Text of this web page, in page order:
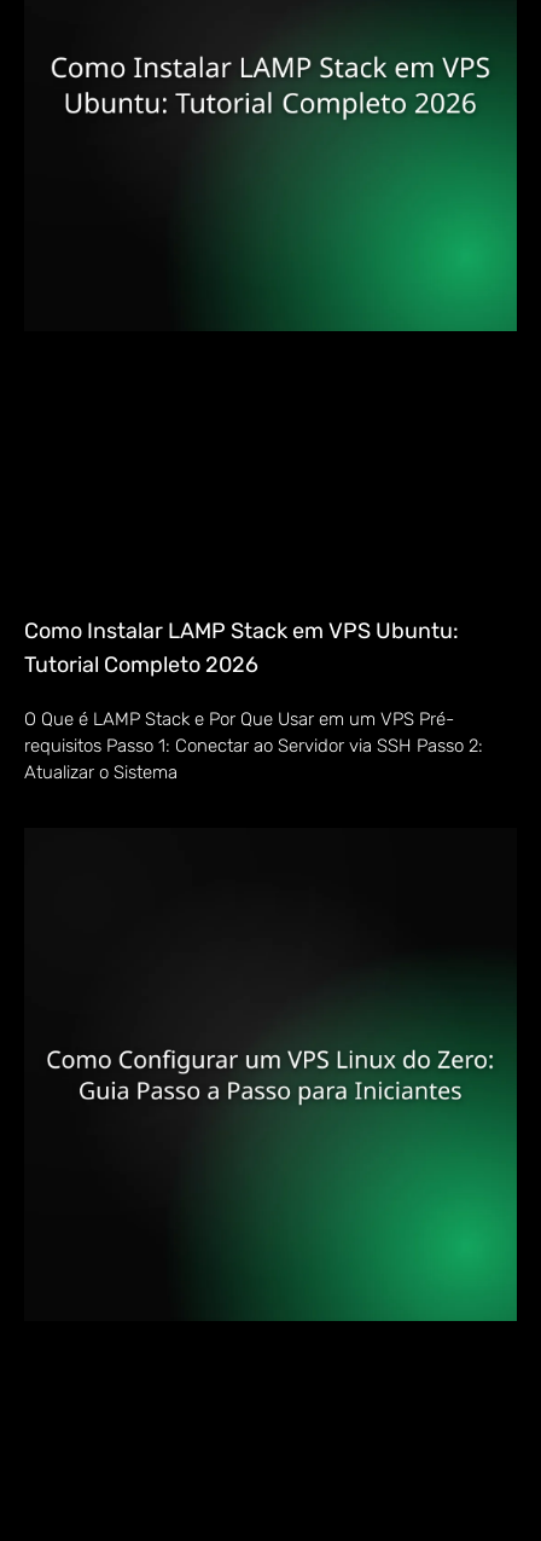
Como Instalar LAMP Stack em VPS Ubuntu:
Tutorial Completo 2026
O Que é LAMP Stack e Por Que Usar em um VPS Pré-
requisitos Passo 1: Conectar ao Servidor via SSH Passo 2:
Atualizar o Sistema